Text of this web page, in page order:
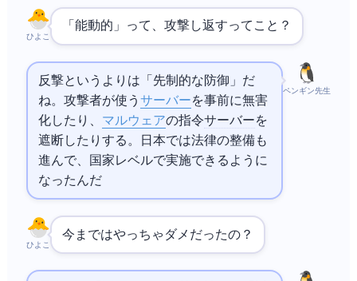
ひよこ
「能動的」って、攻撃し返すってこと？
ペンギン先生
反撃というよりは「先制的な防御」だ
ね。攻撃者が使う サーバーを事前に無害
化したり、 マルウェアの指令サーバーを
遮断したりする。日本では法律の整備も
進んで、国家レベルで実施できるように
なったんだ
ひよこ
今まではやっちゃダメだったの？